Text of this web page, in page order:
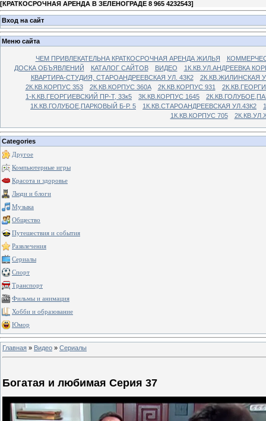
[КРАТКОСРОЧНАЯ АРЕНДА В ЗЕЛЕНОГРАДЕ 8 965 4232543]
Вход на сайт
Меню сайта
ЧЕМ ПРИВЛЕКАТЕЛЬНА КРАТКОСРОЧНАЯ АРЕНДА ЖИЛЬЯ
ДОСКА ОБЪЯВЛЕНИЙ
КАТАЛОГ САЙТОВ ВИДЕО
1К.КВ.УЛ.АНДРЕЕВКА
КВАРТИРА-СТУДИЯ, СТАРОАНДРЕЕВСКАЯ УЛ. 43К2
2К.КВ.ЖИЛИНСКАЯ
2К.КВ.КОРПУС 353
2К.КВ.КОРПУС 360А 2К.КВ.КОРПУС 931
1-К.КВ.ГЕОРГИЕВСКИЙ ПР-Т, 33к5
3К.КВ.КОРПУС 1645
1К.КВ.ГОЛУБОЕ,ПАРКОВЫЙ Б-Р. 5
1К.КВ.СТАРОАНДРЕЕВСКАЯ УЛ.43К2
1К.КВ.КОРПУС 705
Categories
Другое
Компьютерные игры
Красота и здоровье
Люди и блоги
Музыка
Общество
Путешествия и события
Развлечения
Сериалы
Спорт
Транспорт
Фильмы и анимация
Хобби и образование
Юмор
Главная » Видео » Сериалы
Богатая и любимая Серия 37